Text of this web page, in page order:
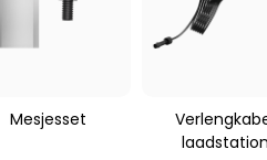
Mesjesset